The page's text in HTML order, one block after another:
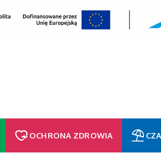
OCHRONA ZDROWIA